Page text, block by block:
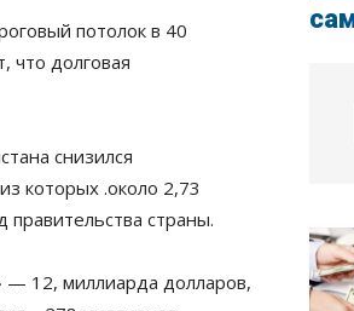
потолок в 40
что долговая
снизился
которых .около 2,73
страны.
— 12, миллиарда долларов,